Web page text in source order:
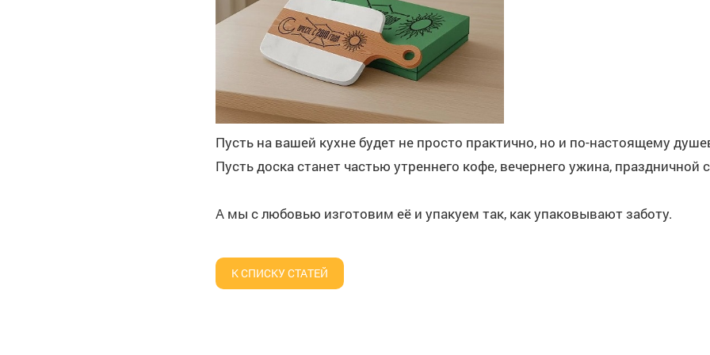
Пусть на вашей кухне будет не просто практично, но и по-настоящему
Пусть доска станет частью утреннего кофе, вечернего ужина, праздничной
А мы с любовью изготовим её и упакуем так, как упаковывают заботу.
К СПИСКУ СТАТЕЙ